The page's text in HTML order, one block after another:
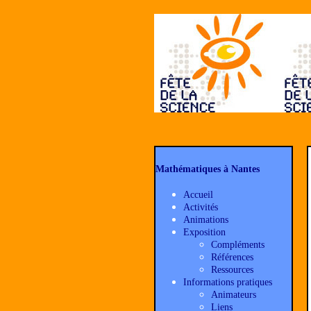
Mathématiques à Nantes
Accueil
Activités
Animations
Exposition
Compléments
Références
Ressources
Informations pratiques
Animateurs
Liens